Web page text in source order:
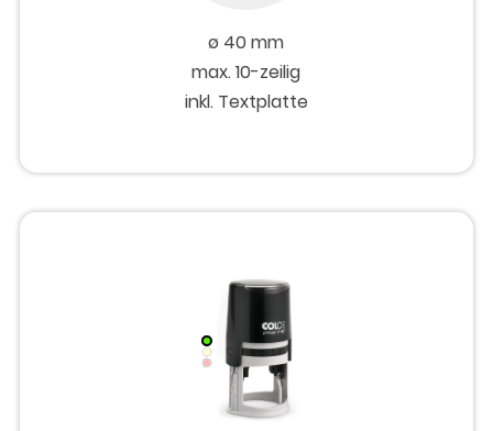
ø 40 mm
max. 10-zeilig
inkl. Textplatte